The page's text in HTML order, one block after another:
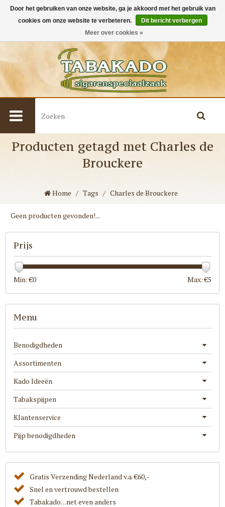
Producten getagd met Charles de
Brouckere
Home / Tags / Charles de Brouckere
Geen producten gevonden!...
Prijs
Min: €0 Max: €5
Menu
Benodigdheden
Assortimenten
Kado Ideeën
Tabakspijpen
Klantenservice
Pijp benodigdheden
Gratis Verzending Nederland v.a. €60,-
Snel en vertrouwd bestellen
Tabakado. . .net even anders
Door het gebruiken van onze website, ga je akkoord met het gebruik van
cookies om onze website te verbeteren.
Dit bericht verbergen
Meer over cookies »